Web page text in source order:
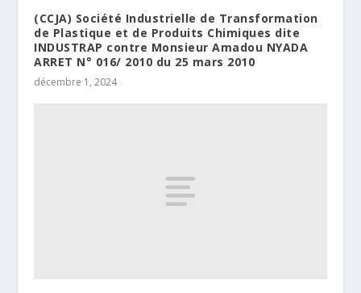
(CCJA) Société Industrielle de Transformation
de Plastique et de Produits Chimiques dite
INDUSTRAP contre Monsieur Amadou NYADA
ARRET N° 016/ 2010 du 25 mars 2010
décembre 1, 2024